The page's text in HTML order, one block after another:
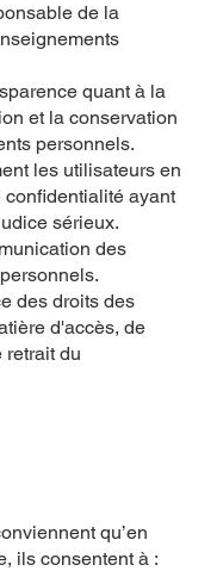
de la
quant à la
et la conservation
personnels.
les utilisateurs en
ayant
sérieux.
des
des droits des
d'accès, de
retrait du
qu’en
ils consentent à :